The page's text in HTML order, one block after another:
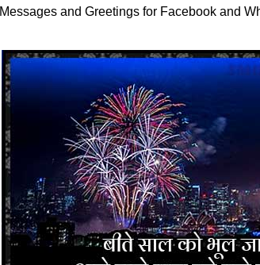
Messages and Greetings for Facebook and